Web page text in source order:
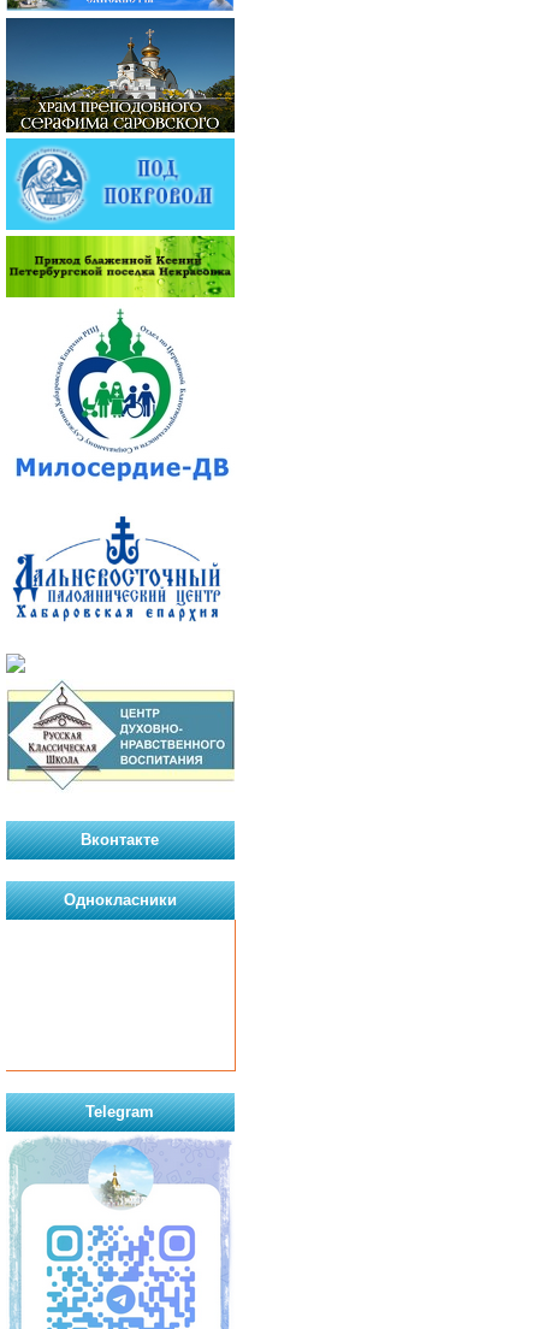
Вконтакте
Однокласники
Telegram